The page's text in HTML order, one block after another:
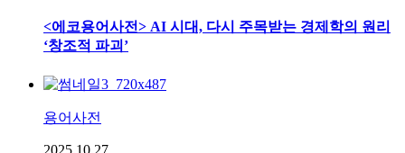
<에코용어사전> AI 시대, 다시 주목받는 경제학의 원리
‘창조적 파괴’
용어사전
2025.10.27